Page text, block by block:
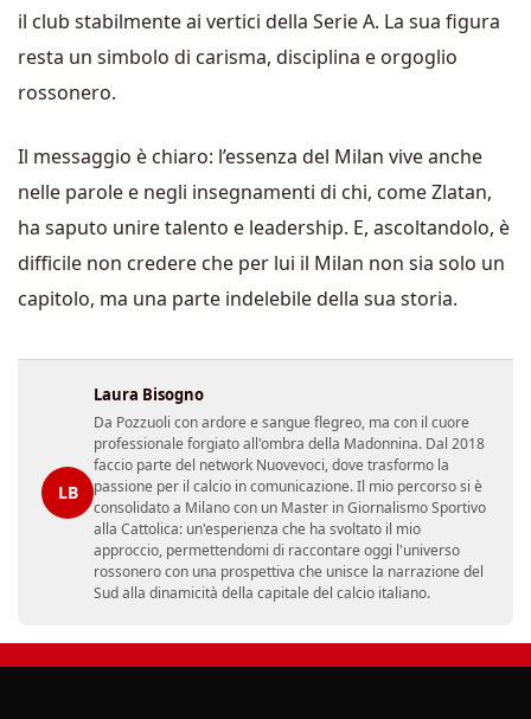
il club stabilmente ai vertici della Serie A. La sua figura
resta un simbolo di carisma, disciplina e orgoglio
rossonero.
Il messaggio è chiaro: l’essenza del Milan vive anche
nelle parole e negli insegnamenti di chi, come Zlatan,
ha saputo unire talento e leadership. E, ascoltandolo, è
difficile non credere che per lui il Milan non sia solo un
capitolo, ma una parte indelebile della sua storia.
LB
Laura Bisogno
Da Pozzuoli con ardore e sangue flegreo, ma con il cuore
professionale forgiato all'ombra della Madonnina. Dal 2018
faccio parte del network Nuovevoci, dove trasformo la
passione per il calcio in comunicazione. Il mio percorso si è
consolidato a Milano con un Master in Giornalismo Sportivo
alla Cattolica: un'esperienza che ha svoltato il mio
approccio, permettendomi di raccontare oggi l'universo
rossonero con una prospettiva che unisce la narrazione del
Sud alla dinamicità della capitale del calcio italiano.